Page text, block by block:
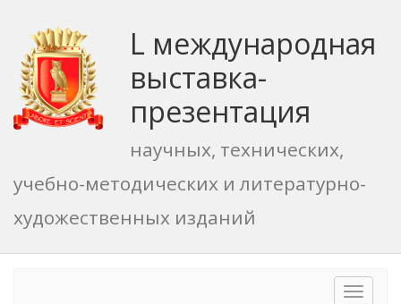
L международная
выставка-
презентация
научных, технических,
учебно-методических и литературно-
художественных изданий
Toggle